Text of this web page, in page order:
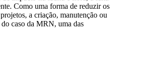
Como uma forma de reduzir os
a criação, manutenção ou
caso da MRN, uma das